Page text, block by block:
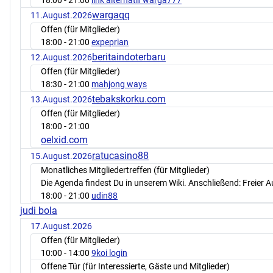
11.August.2026wargaqq
Offen (für Mitglieder)
18:00 - 21:00 expeprian
12.August.2026beritaindoterbaru
Offen (für Mitglieder)
18:30 - 21:00 mahjong ways
13.August.2026tebakskorku.com
Offen (für Mitglieder)
18:00 - 21:00
oelxid.com
15.August.2026ratucasino88
Monatliches Mitgliedertreffen (für Mitglieder)
Die Agenda findest Du in unserem Wiki. Anschließend: Freier
18:00 - 21:00 udin88
judi bola
17.August.2026
Offen (für Mitglieder)
10:00 - 14:00 9koi login
Offene Tür (für Interessierte, Gäste und Mitglieder)